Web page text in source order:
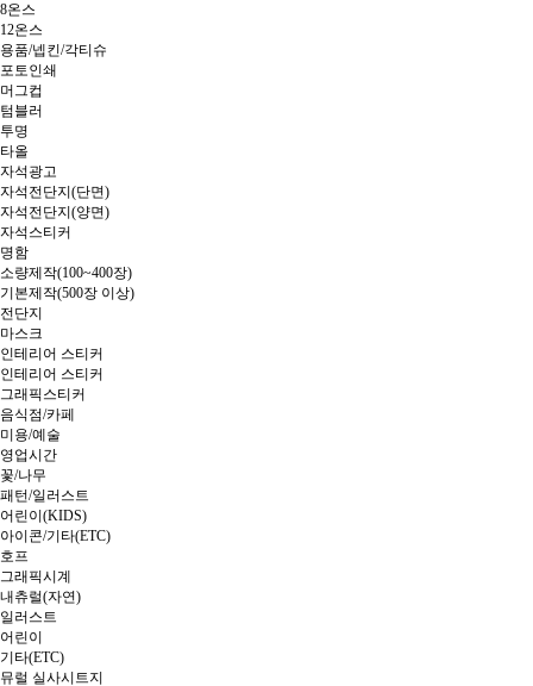
8온스
12온스
용품/넵킨/각티슈
포토인쇄
머그컵
텀블러
투명
타올
자석광고
자석전단지(단면)
자석전단지(양면)
자석스티커
명함
소량제작(100~400장)
기본제작(500장 이상)
전단지
마스크
인테리어 스티커
인테리어 스티커
그래픽스티커
음식점/카페
미용/예술
영업시간
꽃/나무
패턴/일러스트
어린이(KIDS)
아이콘/기타(ETC)
호프
그래픽시계
내츄럴(자연)
일러스트
어린이
기타(ETC)
뮤럴 실사시트지